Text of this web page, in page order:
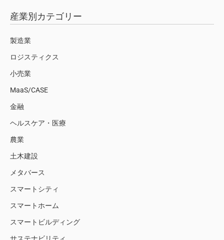
産業別カテゴリー
製造業
ロジスティクス
小売業
MaaS/CASE
金融
ヘルスケア・医療
農業
土木建設
メタバース
スマートシティ
スマートホーム
スマートビルディング